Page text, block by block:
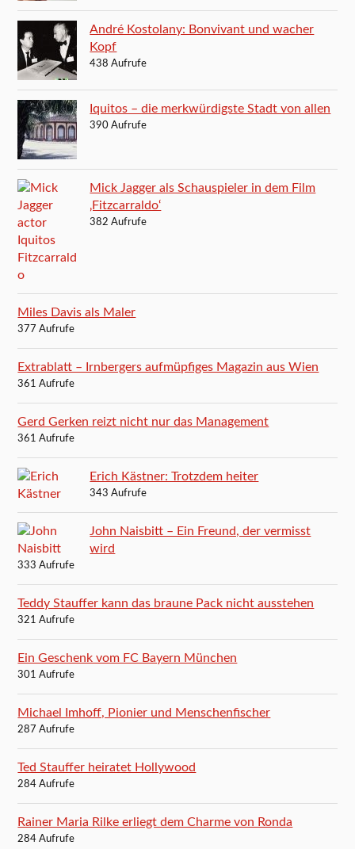
André Kostolany: Bonvivant und wacher
Kopf
438 Aufrufe
Iquitos – die merkwürdigste Stadt von allen
390 Aufrufe
Mick Jagger als Schauspieler in dem Film
‚Fitzcarraldo‘
382 Aufrufe
Miles Davis als Maler
377 Aufrufe
Extrablatt – Irnbergers aufmüpfiges Magazin aus Wien
361 Aufrufe
Gerd Gerken reizt nicht nur das Management
361 Aufrufe
Erich Kästner: Trotzdem heiter
343 Aufrufe
John Naisbitt – Ein Freund, der vermisst
wird
333 Aufrufe
Teddy Stauffer kann das braune Pack nicht ausstehen
321 Aufrufe
Ein Geschenk vom FC Bayern München
301 Aufrufe
Michael Imhoff, Pionier und Menschenfischer
287 Aufrufe
Ted Stauffer heiratet Hollywood
284 Aufrufe
Rainer Maria Rilke erliegt dem Charme von Ronda
284 Aufrufe